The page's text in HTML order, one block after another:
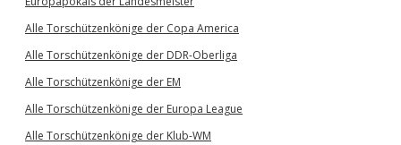
Alle Torschützenkönige der Copa America
Alle Torschützenkönige der DDR-Oberliga
Alle Torschützenkönige der EM
Alle Torschützenkönige der Europa League
Alle Torschützenkönige der Klub-WM